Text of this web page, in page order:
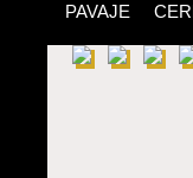
PAVAJE